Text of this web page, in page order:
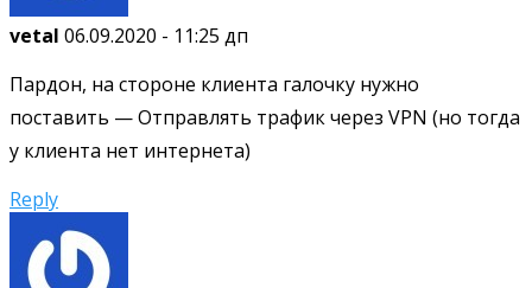
vetal 06.09.2020 - 11:25 дп
Пардон, на стороне клиента галочку нужно
поставить — Отправлять трафик через VPN (но тогда
у клиента нет интернета)
Reply